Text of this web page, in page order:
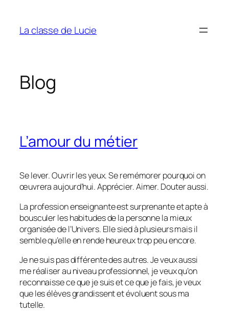
contenu
La classe de Lucie
Blog
L’amour du métier
Se lever. Ouvrir les yeux. Se remémorer pourquoi on
œuvrera aujourd’hui. Apprécier. Aimer. Douter aussi.
La profession enseignante est surprenante et apte à
bousculer les habitudes de la personne la mieux
organisée de l’Univers. Elle sied à plusieurs mais il
semble qu’elle en rende heureux trop peu encore.
Je ne suis pas différente des autres. Je veux aussi
me réaliser au niveau professionnel, je veux qu’on
reconnaisse ce que je suis et ce que je fais, je veux
que les élèves grandissent et évoluent sous ma
tutelle.